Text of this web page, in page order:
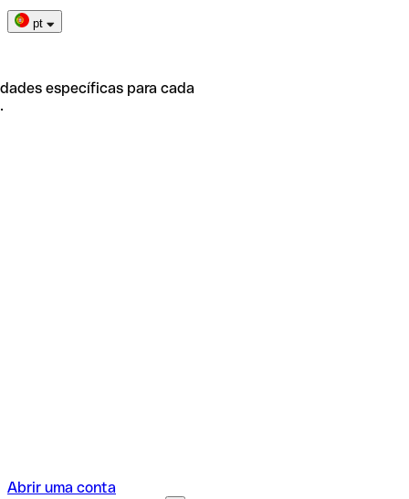
pt
específicas para cada
Abrir uma conta